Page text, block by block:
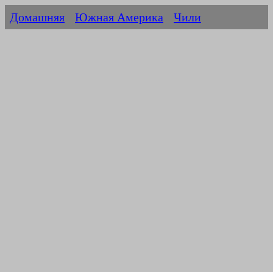
Домашняя Южная Америка Чили